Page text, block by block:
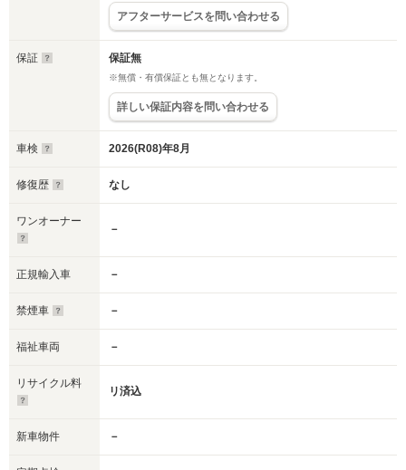
アフターサービスを問い合わせる
保証 保証無
※無償・有償保証とも無となります。
詳しい保証内容を問い合わせる
車検 2026(R08)年8月
修復歴 なし
ワンオーナー
－
正規輸入車 －
禁煙車 －
福祉車両 －
リサイクル料
リ済込
新車物件 －